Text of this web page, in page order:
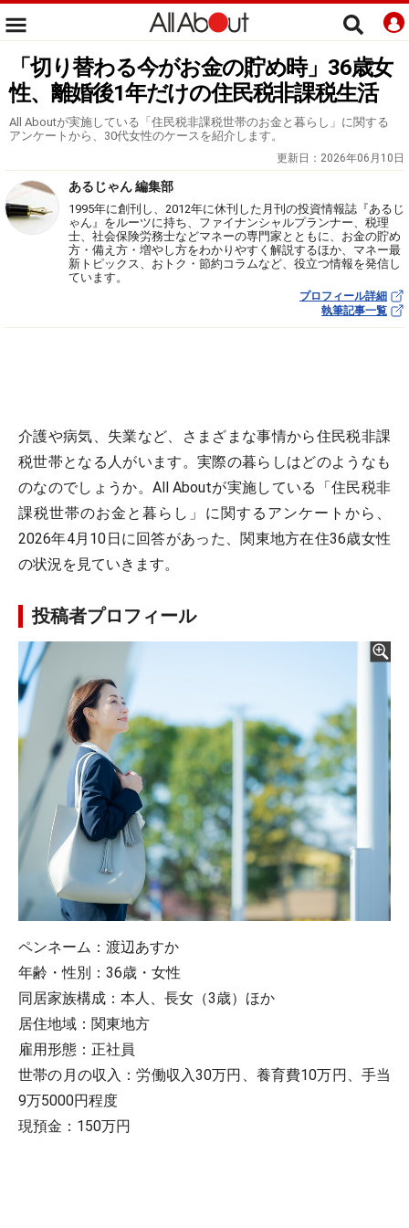
「切り替わる今がお金の貯め時」36歳女
性、離婚後1年だけの住民税非課税生活
All Aboutが実施している「住民税非課税世帯のお金と暮らし」に関する
アンケートから、30代女性のケースを紹介します。
更新日： 2026年06月10日
あるじゃん 編集部
1995年に創刊し、2012年に休刊した月刊の投資情報誌『あるじ
ゃん』をルーツに持ち、ファイナンシャルプランナー、税理
士、社会保険労務士などマネーの専門家とともに、お金の貯め
方・備え方・増やし方をわかりやすく解説するほか、マネー最
新トピックス、おトク・節約コラムなど、役立つ情報を発信し
ています。
プロフィール詳細
執筆記事一覧
介護や病気、失業など、さまざまな事情から住民税非課
税世帯となる人がいます。実際の暮らしはどのようなも
のなのでしょうか。All Aboutが実施している「住民税非
課税世帯のお金と暮らし」に関するアンケートから、
2026年4月10日に回答があった、関東地方在住36歳女性
の状況を見ていきます。
投稿者プロフィール
ペンネーム：渡辺あすか
年齢・性別：36歳・女性
同居家族構成：本人、長女（3歳）ほか
居住地域：関東地方
雇用形態：正社員
世帯の月の収入：労働収入30万円、養育費10万円、手当
9万5000円程度
現預金：150万円